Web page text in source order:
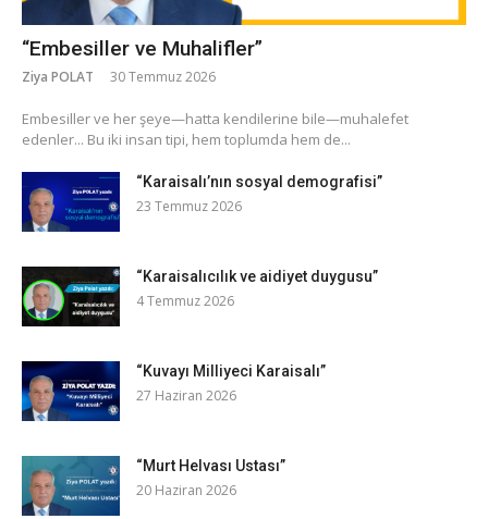
“Embesiller ve Muhalifler”
Ziya POLAT 30 Temmuz 2026
​Embesiller ve her şeye—hatta kendilerine bile—muhalefet
edenler... Bu iki insan tipi, hem toplumda hem de...
“Karaisalı’nın sosyal demografisi”
23 Temmuz 2026
“Karaisalıcılık ve aidiyet duygusu”
4 Temmuz 2026
“Kuvayı Milliyeci Karaisalı”
27 Haziran 2026
“Murt Helvası Ustası”
20 Haziran 2026